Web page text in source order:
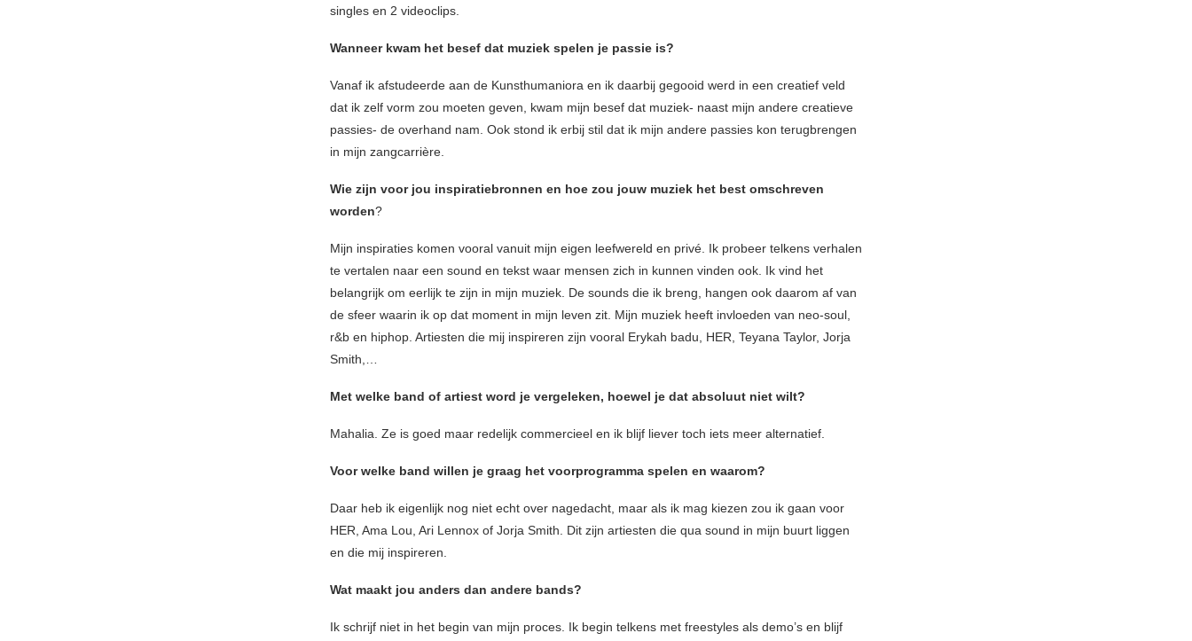
singles en 2 videoclips.
Wanneer kwam het besef dat muziek spelen je passie is?
Vanaf ik afstudeerde aan de Kunsthumaniora en ik daarbij gegooid werd in een creatief veld
dat ik zelf vorm zou moeten geven, kwam mijn besef dat muziek- naast mijn andere creatieve
passies- de overhand nam. Ook stond ik erbij stil dat ik mijn andere passies kon terugbrengen
in mijn zangcarrière.
Wie zijn voor jou inspiratiebronnen en hoe zou jouw muziek het best omschreven
worden?
Mijn inspiraties komen vooral vanuit mijn eigen leefwereld en privé. Ik probeer telkens verhalen
te vertalen naar een sound en tekst waar mensen zich in kunnen vinden ook. Ik vind het
belangrijk om eerlijk te zijn in mijn muziek. De sounds die ik breng, hangen ook daarom af van
de sfeer waarin ik op dat moment in mijn leven zit. Mijn muziek heeft invloeden van neo-soul,
r&b en hiphop. Artiesten die mij inspireren zijn vooral Erykah badu, HER, Teyana Taylor, Jorja
Smith,…
Met welke band of artiest word je vergeleken, hoewel je dat absoluut niet wilt?
Mahalia. Ze is goed maar redelijk commercieel en ik blijf liever toch iets meer alternatief.
Voor welke band willen je graag het voorprogramma spelen en waarom?
Daar heb ik eigenlijk nog niet echt over nagedacht, maar als ik mag kiezen zou ik gaan voor
HER, Ama Lou, Ari Lennox of Jorja Smith. Dit zijn artiesten die qua sound in mijn buurt liggen
en die mij inspireren.
Wat maakt jou anders dan andere bands?
Ik schrijf niet in het begin van mijn proces. Ik begin telkens met freestyles als demo’s en blijf